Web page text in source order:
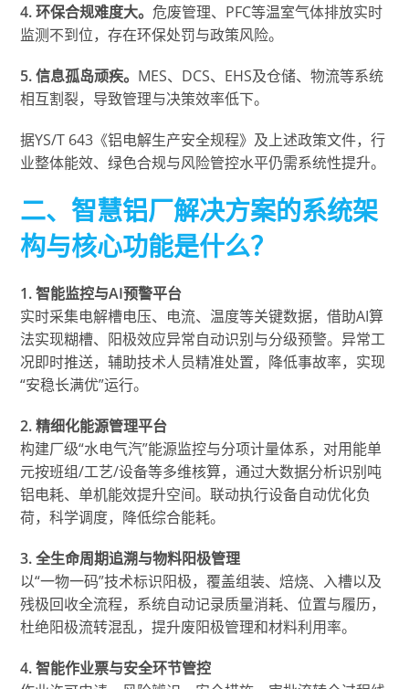
4. 环保合规难度大。危废管理、PFC等温室气体排放实时
监测不到位，存在环保处罚与政策风险。
5. 信息孤岛顽疾。 MES、DCS、EHS及仓储、物流等系统
相互割裂，导致管理与决策效率低下。
据YS/T 643《铝电解生产安全规程》及上述政策文件，行
业整体能效、绿色合规与风险管控水平仍需系统性提升。
二、智慧铝厂解决方案的系统架
构与核心功能是什么？
1. 智能监控与AI预警平台
实时采集电解槽电压、电流、温度等关键数据，借助AI算
法实现糊槽、阳极效应异常自动识别与分级预警。异常工
况即时推送，辅助技术人员精准处置，降低事故率，实现
“安稳长满优”运行。
2. 精细化能源管理平台
构建厂级“水电气汽”能源监控与分项计量体系，对用能单
元按班组/工艺/设备等多维核算，通过大数据分析识别吨
铝电耗、单机能效提升空间。联动执行设备自动优化负
荷，科学调度，降低综合能耗。
3. 全生命周期追溯与物料阳极管理
以“一物一码”技术标识阳极，覆盖组装、焙烧、入槽以及
残极回收全流程，系统自动记录质量消耗、位置与履历，
杜绝阳极流转混乱，提升废阳极管理和材料利用率。
4. 智能作业票与安全环节管控